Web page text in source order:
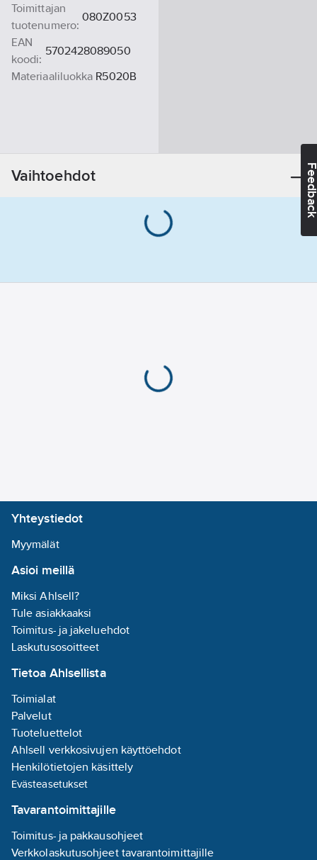
Toimittajan
tuotenumero:
080Z0053
EAN
koodi:
5702428089050
Materiaaliluokka R5020B
Vaihtoehdot
Yhteystiedot
Myymälät
Asioi meillä
Miksi Ahlsell?
Tule asiakkaaksi
Toimitus- ja jakeluehdot
Laskutusosoitteet
Tietoa Ahlsellista
Toimialat
Palvelut
Tuoteluettelot
Ahlsell verkkosivujen käyttöehdot
Henkilötietojen käsittely
Evästeasetukset
Tavarantoimittajille
Toimitus- ja pakkausohjeet
Verkkolaskutusohjeet tavarantoimittajille